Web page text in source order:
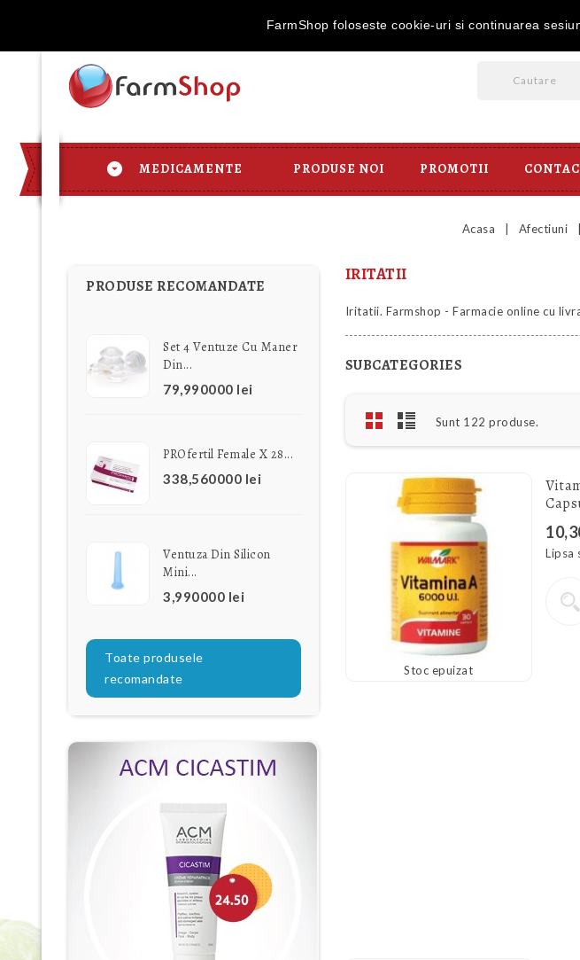
MEDICAMENTE PRODUSE NOI PROMOTII
Acasa Afectiuni
PRODUSE RECOMANDATE
Set 4 Ventuze Cu Maner
Din...
79,990000 lei
PROfertil Female X 28...
338,560000 lei
Ventuza Din Silicon
Mini...
3,990000 lei
Toate produsele
recomandate
IRITATII
Iritatii. Farmshop - Farmacie online cu
SUBCATEGORIES
Sunt 122 produse.
Stoc epuizat
Lipsa
FarmShop foloseste cookie-uri si continuarea